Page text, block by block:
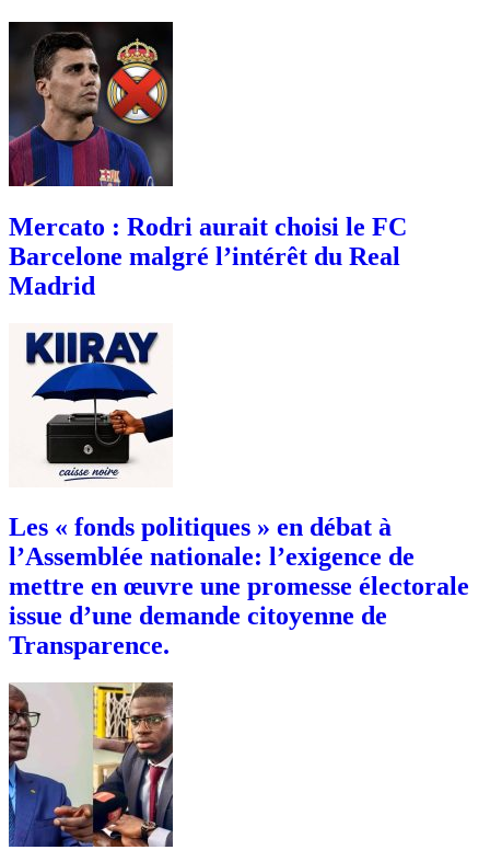
Mercato : Rodri aurait choisi le FC
Barcelone malgré l’intérêt du Real
Madrid
Les « fonds politiques » en débat à
l’Assemblée nationale: l’exigence de
mettre en œuvre une promesse électorale
issue d’une demande citoyenne de
Transparence.